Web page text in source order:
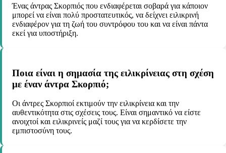
Ένας άντρας Σκορπιός που ενδιαφέρεται σοβαρά για κάποιον
μπορεί να είναι πολύ προστατευτικός, να δείχνει ειλικρινή
ενδιαφέρον για τη ζωή του συντρόφου του και να είναι πάντα
εκεί για υποστήριξη.
Ποια είναι η σημασία της ειλικρίνειας στη σχέση
με έναν άντρα Σκορπιό;
Οι άντρες Σκορπιοί εκτιμούν την ειλικρίνεια και την
αυθεντικότητα στις σχέσεις τους. Είναι σημαντικό να είστε
ανοιχτοί και ειλικρινείς μαζί τους για να κερδίσετε την
εμπιστοσύνη τους.